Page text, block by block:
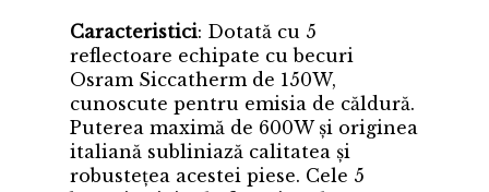
Caracteristici: Dotată cu 5
reflectoare echipate cu becuri
Osram Siccatherm de 150W,
cunoscute pentru emisia de căldură.
Puterea maximă de 600W și originea
italiană subliniază calitatea și
robustețea acestei piese. Cele 5